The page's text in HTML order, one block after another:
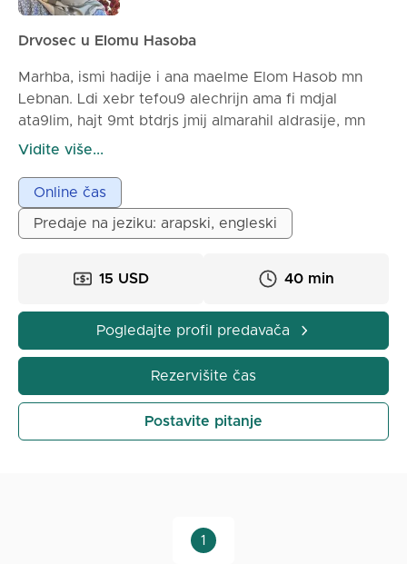
Drvosec u Elomu Hasoba
Marhba, ismi hadije i ana maelme Elom Hasob mn
Lebnan. Ldi xebr tefou9 alechrijn ama fi mdjal
ata9lim, hajt 9mt btdrjs jmij almarahil aldrasije, mn
rijad al aTfal wSola ila almarhil alfanoije. Ahmil
Arkz fi amli ala djl amlije ata9lim mmta9a wmfida fi
an wa ahd, lda a9wm btadiil altamarij walmhtwa
aldrasij linasb miwl w9drat kl tlmij.
Vidite više...
Online čas
Predaje na jeziku: arapski, engleski
15 USD 40 min
Pogledajte profil predavača
Rezervišite čas
Postavite pitanje
1